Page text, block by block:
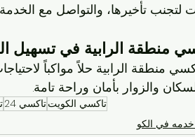
لتجنب تأخيرها، والتواصل مع
منطقة الرابية حلاً مواكباً
والزوار بأمان وراحة تامة.
تاكسي الكويتتاكسي 24
في الكو